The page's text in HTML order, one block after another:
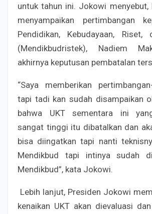
untuk tahun ini. Jokowi menyebut,
menyampaikan pertimbangan
Pendidikan, Kebudayaan, Riset,
(Mendikbudristek), Nadiem
akhirnya keputusan pembatalan
“Saya memberikan
tapi tadi kan sudah disampaikan
bahwa UKT sementara ini
sangat tinggi itu dibatalkan dan
bisa diingatkan tapi nanti
Mendikbud tapi intinya sudah
Mendikbud”, kata Jokowi.
Lebih lanjut, Presiden Jokowi
kenaikan UKT akan dievaluasi